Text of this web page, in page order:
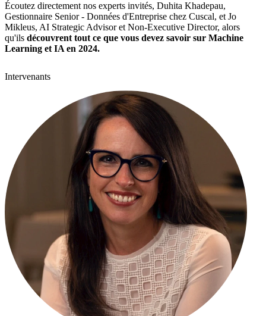
Écoutez directement nos experts invités, Duhita Khadepau,
Gestionnaire Senior - Données d'Entreprise chez Cuscal, et Jo
Mikleus, AI Strategic Advisor et Non-Executive Director, alors
qu'ils découvrent tout ce que vous devez savoir sur Machine
Learning et IA en 2024.
Intervenants